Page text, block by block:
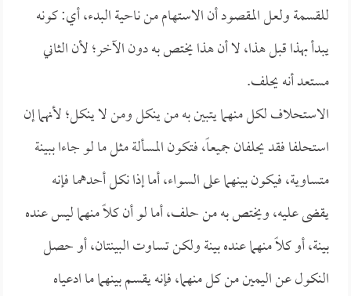
للقسمة ولعل المقصود أن الاستهام من ناحية البدء، أي: كونه
يبدأ بهذا قبل هذا، لا أن هذا يختص به دون الآخر؛ لأن الثاني
مستعد أنه يحلف.
الاستحلاف لكل منهما يتبين به من ينكل ومن لا ينكل؛ لأنهما إن
استحلفا فقد يحلفان جميعاً، فتكون المسألة مثل ما لو جاءا ببينة
متساوية، فيكون بينهما على السواء، أما إذا نكل أحدهما فإنه
يقضى عليه، ويختص به من حلف، أما لو أن كلاً منهما ليس عنده
بينة، أو كلاً منهما عنده بينة ولكن تساوت البينتان، أو حصل
النكول عن اليمين من كل منهما، فإنه يقسم بينهما ما ادعياه